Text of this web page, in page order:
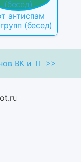
антиспам
(бесед)
ВК и ТГ >>